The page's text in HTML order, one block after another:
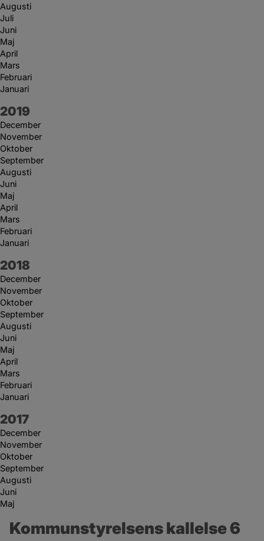
Augusti
Juli
Juni
Maj
April
Mars
Februari
Januari
År:
2019
December
November
Oktober
September
Augusti
Juni
Maj
April
Mars
Februari
Januari
År:
2018
December
November
Oktober
September
Augusti
Juni
Maj
April
Mars
Februari
Januari
År:
2017
December
November
Oktober
September
Augusti
Juni
Maj
Kommunstyrelsens kallelse 6